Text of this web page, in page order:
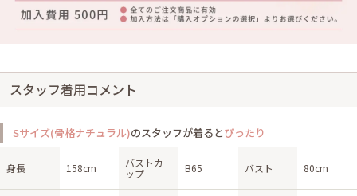
スタッフ着用コメント
Sサイズ(骨格ナチュラル)のスタッフが着るとぴったり
身長 158cm
バストカ
ップ
B65 バスト 80cm